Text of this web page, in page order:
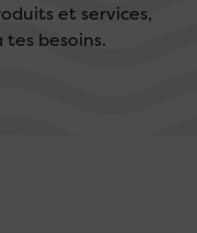
et services,
besoins.